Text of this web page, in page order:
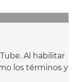
Al habilitar
los términos y